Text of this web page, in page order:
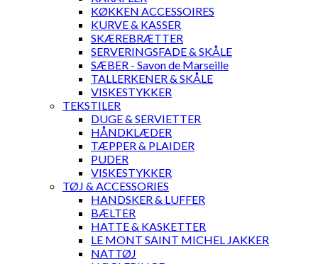
KØKKEN ACCESSOIRES
KURVE & KASSER
SKÆREBRÆTTER
SERVERINGSFADE & SKÅLE
SÆBER - Savon de Marseille
TALLERKENER & SKÅLE
VISKESTYKKER
TEKSTILER
DUGE & SERVIETTER
HÅNDKLÆDER
TÆPPER & PLAIDER
PUDER
VISKESTYKKER
TØJ & ACCESSORIES
HANDSKER & LUFFER
BÆLTER
HATTE & KASKETTER
LE MONT SAINT MICHEL JAKKER
NATTØJ